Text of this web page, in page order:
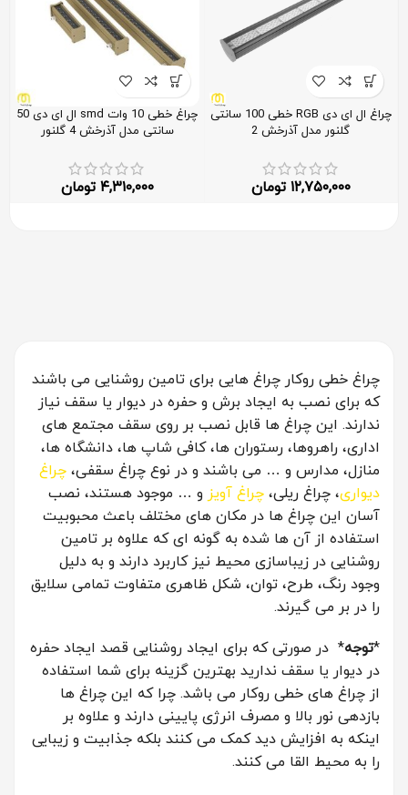
چراغ ال ای دی RGB خطی 100 سانتی
گلنور مدل آذرخش 2
۱۲,۷۵۰,۰۰۰ تومان
چراغ خطی 10 وات smd ال ای دی 50
سانتی مدل آذرخش 4 گلنور
۴,۳۱۰,۰۰۰ تومان
چراغ خطی روکار چراغ هایی برای تامین روشنایی می باشند
که برای نصب به ایجاد برش و حفره در دیوار یا سقف نیاز
ندارند. این چراغ ها قابل نصب بر روی سقف مجتمع های
اداری، راهروها، رستوران ها، کافی شاپ ها، دانشگاه ها،
منازل، مدارس و … می باشند و در نوع چراغ سقفی، چراغ
دیواری، چراغ ریلی، چراغ آویز و … موجود هستند، نصب
آسان این چراغ ها در مکان های مختلف باعث محبوبیت
استفاده از آن ها شده به گونه ای که علاوه بر تامین
روشنایی در زیباسازی محیط نیز کاربرد دارند و به دلیل
وجود رنگ، طرح، توان، شکل ظاهری متفاوت تمامی سلایق
را در بر می گیرند.
*توجه* در صورتی که برای ایجاد روشنایی قصد ایجاد حفره
در دیوار یا سقف ندارید بهترین گزینه برای شما استفاده
از چراغ های خطی روکار می باشد. چرا که این چراغ ها
بازدهی نور بالا و مصرف انرژی پایینی دارند و علاوه بر
اینکه به افزایش دید کمک می کنند بلکه جذابیت و زیبایی
را به محیط القا می کنند.